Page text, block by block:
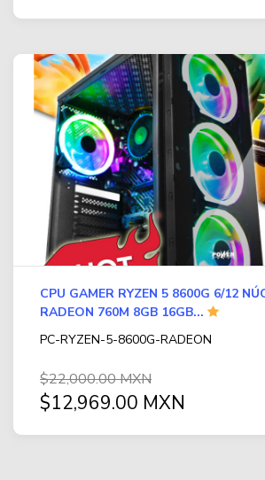
CPU GAMER RYZEN 5 8600G 6/12
RADEON 760M 8GB 16GB...
PC-RYZEN-5-8600G-RADEON
$22,000.00 MXN
$12,969.00 MXN